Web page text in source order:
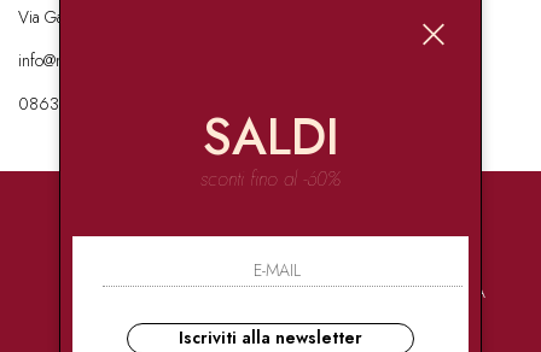
Via Garibaldi 136 67051 Avezzano
info@marynda.com
08631871946
PAGAMENTI
CONSEGNE
ULTRA RAPIDE
ASSISTENZA
SALDI
sconti fino al -60%
Iscriviti alla newsletter